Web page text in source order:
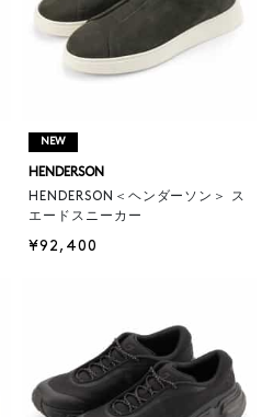
NEW
HENDERSON
HENDERSON＜ヘンダーソン＞ ス
エードスニーカー
¥92,400